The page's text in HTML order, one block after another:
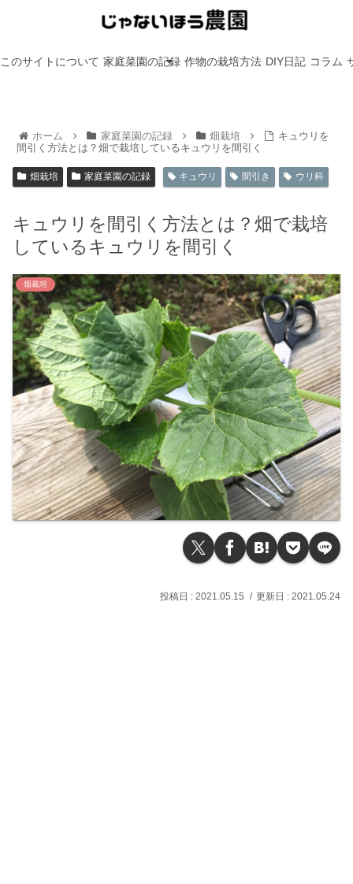
このサイトについて 家庭菜園の記録 作物の栽培方法 DIY日記 コラム
ホーム 家庭菜園の記録 畑栽培
キュウリを
間引く方法とは？畑で栽培しているキュウリを間引く
畑栽培 家庭菜園の記録 キュウリ 間引き ウリ科
キュウリを間引く方法とは？畑で栽培
しているキュウリを間引く
畑栽培
2021.05.15 2021.05.24